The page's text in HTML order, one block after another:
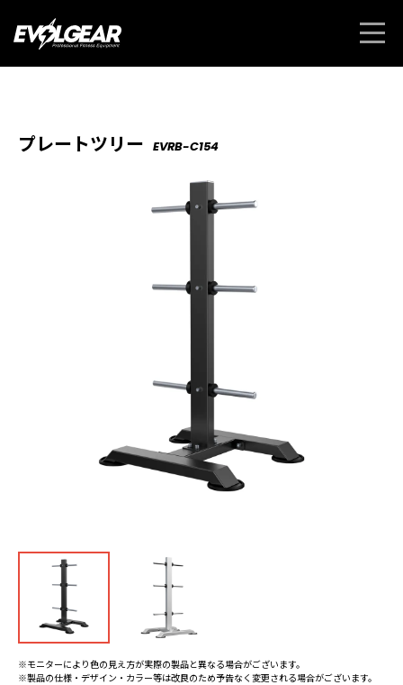
プレートツリー EVRB-C154
※モニターにより色の見え方が実際の製品と異なる場合がございます。
※製品の仕様・デザイン・カラー等は改良のため予告なく変更される場合がございます。